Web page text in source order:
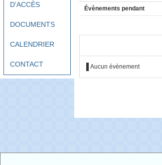
D'ACCÈS
DOCUMENTS
CALENDRIER
CONTACT
Évènements pendant
Aucun évènement